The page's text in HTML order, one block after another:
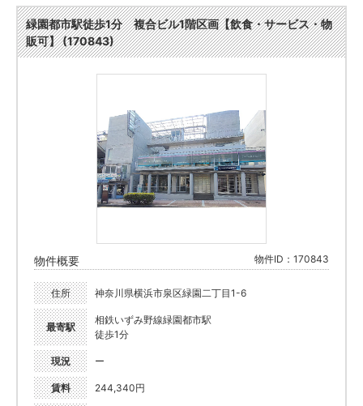
緑園都市駅徒歩1分 複合ビル1階区画【飲食・サービス・物
販可】 (170843)
物件概要 物件ID：170843
住所 神奈川県横浜市泉区緑園二丁目1-6
最寄駅
相鉄いずみ野線緑園都市駅
徒歩1分
現況 ー
賃料 244,340円